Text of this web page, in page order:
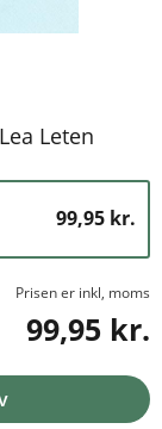
Lea Leten
99,95 kr.
Prisen er inkl, moms
99,95 kr.